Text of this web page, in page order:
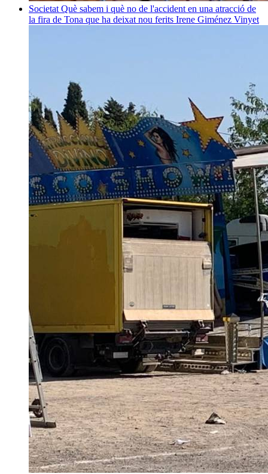
Societat Què sabem i què no de l'accident en una atracció de
la fira de Tona que ha deixat nou ferits Irene Giménez Vinyet